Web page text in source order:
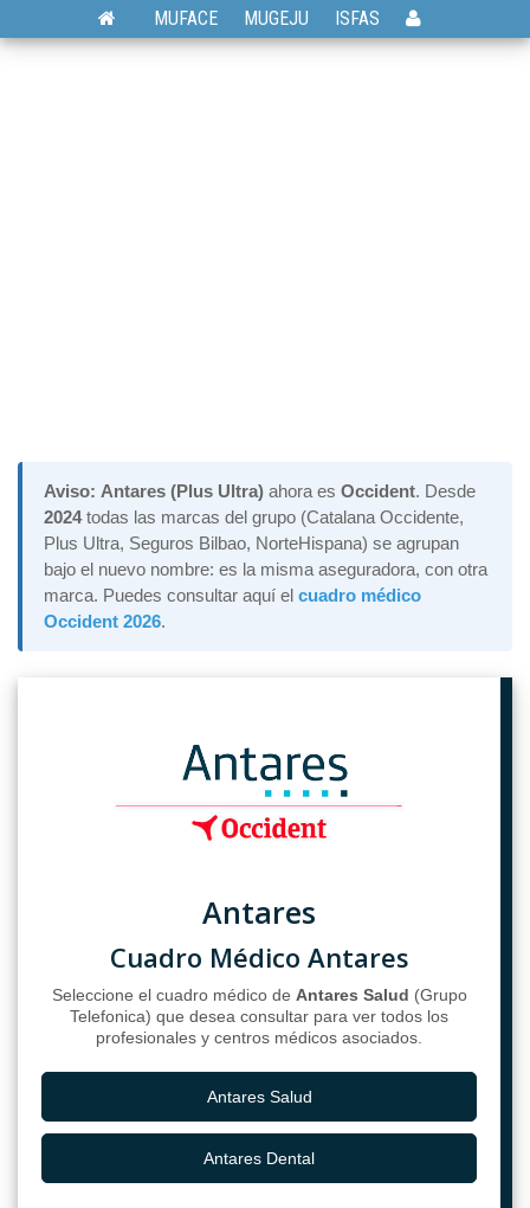
MUFACE MUGEJU ISFAS
Aviso: Antares (Plus Ultra) ahora es Occident. Desde
2024todas las marcas del grupo (Catalana Occidente,
Plus Ultra, Seguros Bilbao, NorteHispana) se agrupan
bajo el nuevo nombre: es la misma aseguradora, con otra
marca. Puedes consultar aquí el cuadro médico
Occident 2026.
Antares
Cuadro Médico Antares
Seleccione el cuadro médico de Antares Salud (Grupo
Telefonica) que desea consultar para ver todos los
profesionales y centros médicos asociados.
Antares Salud
Antares Dental